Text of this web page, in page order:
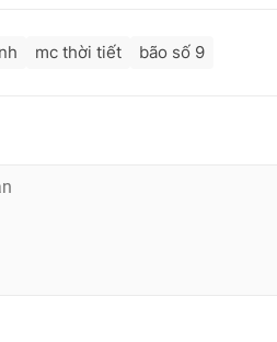
mc thời tiết bão số 9